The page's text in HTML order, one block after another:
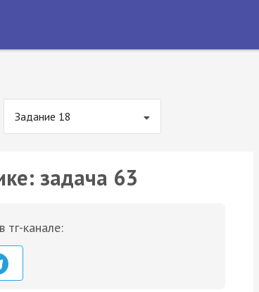
Задание 18
задача 63
тг-канале: